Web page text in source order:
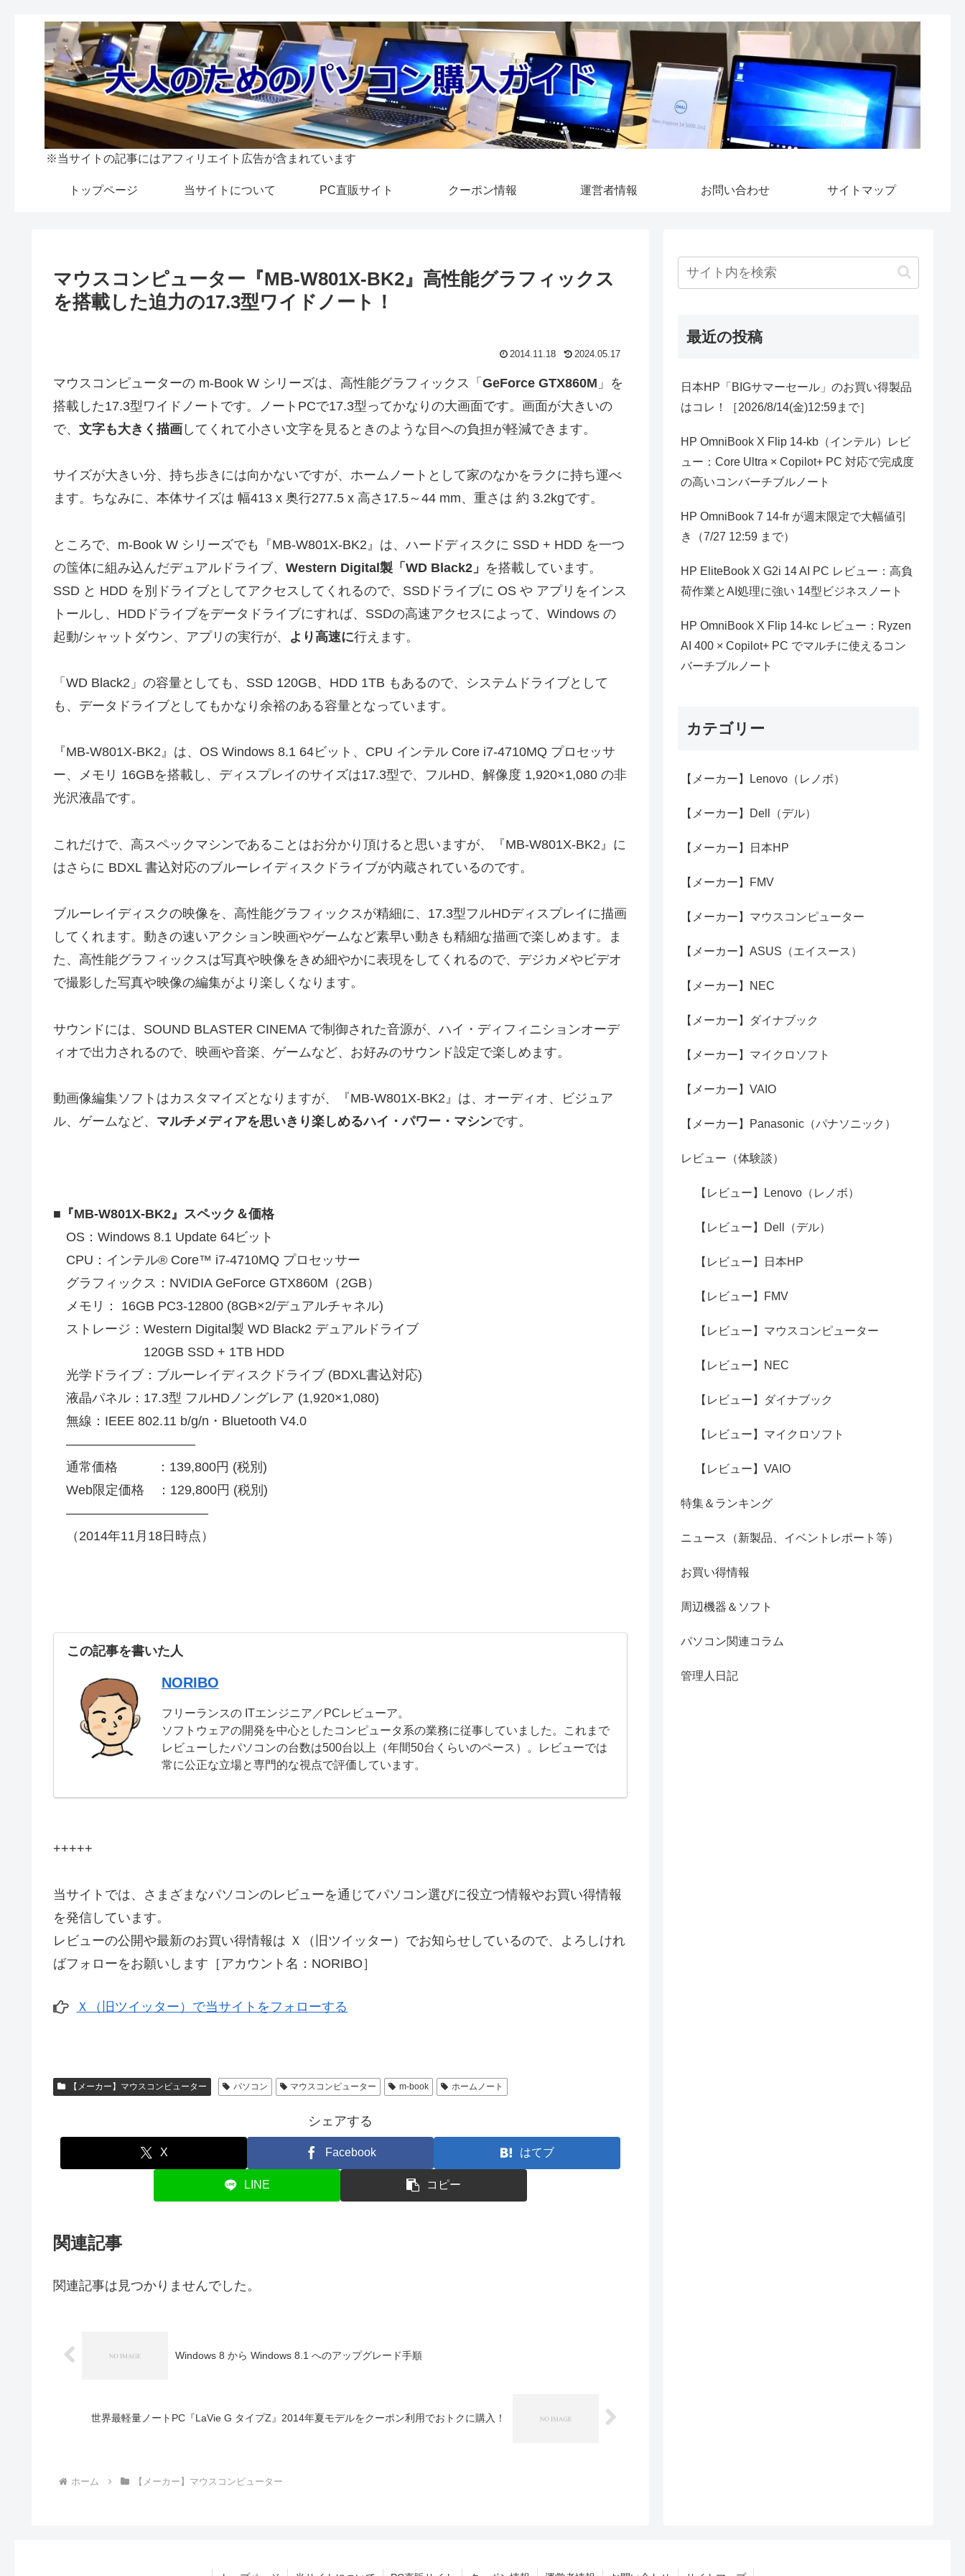
※当サイトの記事にはアフィリエイト広告が含まれています
トップページ 当サイトについて PC直販サイト クーポン情報 運営者情報 お問い合わせ サイトマップ
マウスコンピューター『MB-W801X-BK2』高性能グラフィックス
を搭載した迫力の17.3型ワイドノート！
2014.11.18 2024.05.17
マウスコンピューターの m-Book W シリーズは、高性能グラフィックス「 GeForce GTX860M 」を
搭載した17.3型ワイドノートです。ノートPCで17.3型ってかなりの大画面です。画面が大きいの
で、 文字も大きく描画 してくれて小さい文字を見るときのような目への負担が軽減できます。
サイズが大きい分、持ち歩きには向かないですが、ホームノートとして家のなかをラクに持ち運べ
ます。ちなみに、本体サイズは 幅413 x 奥行277.5 x 高さ17.5～44 mm、重さは 約 3.2kgです。
ところで、m-Book W シリーズでも『MB-W801X-BK2』は、ハードディスクに SSD + HDD を一つ
の筺体に組み込んだデュアルドライブ、 Western Digital製「WD Black2」 を搭載しています。
SSD と HDD を別ドライブとしてアクセスしてくれるので、SSDドライブに OS や アプリをインス
トールし、HDDドライブをデータドライブにすれば、SSDの高速アクセスによって、Windows の
起動/シャットダウン、アプリの実行が、 より高速に行えます。
「WD Black2」の容量としても、SSD 120GB、HDD 1TB もあるので、システムドライブとして
も、データドライブとしてもかなり余裕のある容量となっています。
『MB-W801X-BK2』は、OS Windows 8.1 64ビット、CPU インテル Core i7-4710MQ プロセッサ
ー、メモリ 16GBを搭載し、ディスプレイのサイズは17.3型で、フルHD、解像度 1,920×1,080 の非
光沢液晶です。
これだけで、高スペックマシンであることはお分かり頂けると思いますが、『MB-W801X-BK2』に
はさらに BDXL 書込対応のブルーレイディスクドライブが内蔵されているのです。
ブルーレイディスクの映像を、高性能グラフィックスが精細に、17.3型フルHDディスプレイに描画
してくれます。動きの速いアクション映画やゲームなど素早い動きも精細な描画で楽しめます。ま
た、高性能グラフィックスは写真や映像をきめ細やかに表現をしてくれるので、デジカメやビデオ
で撮影した写真や映像の編集がより楽しくなります。
サウンドには、SOUND BLASTER CINEMA で制御された音源が、ハイ・ディフィニションオーデ
ィオで出力されるので、映画や音楽、ゲームなど、お好みのサウンド設定で楽しめます。
動画像編集ソフトはカスタマイズとなりますが、『MB-W801X-BK2』は、オーディオ、ビジュア
ル、ゲームなど、 マルチメディアを思いきり楽しめるハイ・パワー・マシンです。
■『MB-W801X-BK2』スペック＆価格
OS：Windows 8.1 Update 64ビット
CPU：インテル® Core™ i7-4710MQ プロセッサー
グラフィックス：NVIDIA GeForce GTX860M（2GB）
メモリ： 16GB PC3-12800 (8GB×2/デュアルチャネル)
ストレージ：Western Digital製 WD Black2 デュアルドライブ
120GB SSD + 1TB HDD
光学ドライブ：ブルーレイディスクドライブ (BDXL書込対応)
液晶パネル：17.3型 フルHDノングレア (1,920×1,080)
無線：IEEE 802.11 b/g/n・Bluetooth V4.0
——————————
通常価格 ：139,800円 (税別)
Web限定価格 ：129,800円 (税別)
———————————
（2014年11月18日時点）
この記事を書いた人
NORIBO
フリーランスの ITエンジニア／PCレビューア。
ソフトウェアの開発を中心としたコンピュータ系の業務に従事していました。これまで
レビューしたパソコンの台数は500台以上（年間50台くらいのペース）。レビューでは
常に公正な立場と専門的な視点で評価しています。
+++++
当サイトでは、さまざまなパソコンのレビューを通じてパソコン選びに役立つ情報やお買い得情報
を発信しています。
レビューの公開や最新のお買い得情報は Ｘ（旧ツイッター）でお知らせしているので、よろしけれ
ばフォローをお願いします［アカウント名：NORIBO］
Ｘ（旧ツイッター）で当サイトをフォローする
【メーカー】マウスコンピューター パソコン マウスコンピューター m-book ホームノート
シェアする
X Facebook はてブ
LINE コピー
関連記事
関連記事は見つかりませんでした。
Windows 8 から Windows 8.1 へのアップグレード手順
世界最軽量ノートPC『LaVie G タイプZ』2014年夏モデルをクーポン利用でおトクに購入！
ホーム 【メーカー】マウスコンピューター
最近の投稿
日本HP「BIGサマーセール」のお買い得製品
はコレ！［2026/8/14(金)12:59まで］
HP OmniBook X Flip 14-kb（インテル）レビ
ュー：Core Ultra × Copilot+ PC 対応で完成度
の高いコンバーチブルノート
HP OmniBook 7 14-fr が週末限定で大幅値引
き（7/27 12:59 まで）
HP EliteBook X G2i 14 AI PC レビュー：高負
荷作業とAI処理に強い 14型ビジネスノート
HP OmniBook X Flip 14-kc レビュー：Ryzen
AI 400 × Copilot+ PC でマルチに使えるコン
バーチブルノート
カテゴリー
【メーカー】Lenovo（レノボ）
【メーカー】Dell（デル）
【メーカー】日本HP
【メーカー】FMV
【メーカー】マウスコンピューター
【メーカー】ASUS（エイスース）
【メーカー】NEC
【メーカー】ダイナブック
【メーカー】マイクロソフト
【メーカー】VAIO
【メーカー】Panasonic（パナソニック）
レビュー（体験談）
【レビュー】Lenovo（レノボ）
【レビュー】Dell（デル）
【レビュー】日本HP
【レビュー】FMV
【レビュー】マウスコンピューター
【レビュー】NEC
【レビュー】ダイナブック
【レビュー】マイクロソフト
【レビュー】VAIO
特集＆ランキング
ニュース（新製品、イベントレポート等）
お買い得情報
周辺機器＆ソフト
パソコン関連コラム
管理人日記